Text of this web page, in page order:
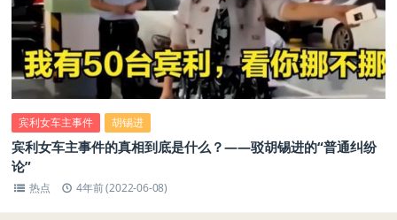
宾利女车主事件 胡锡进
宾利女车主事件的真相到底是什么？——驳胡锡进的“普通纠纷
论”
热点 4年前 (2022-06-08)